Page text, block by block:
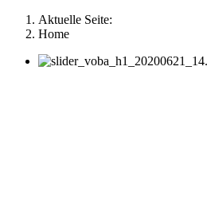
Aktuelle Seite:
Home